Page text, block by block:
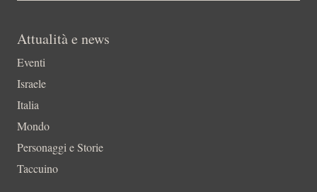
Attualità e news
Eventi
Israele
Italia
Mondo
Personaggi e Storie
Taccuino